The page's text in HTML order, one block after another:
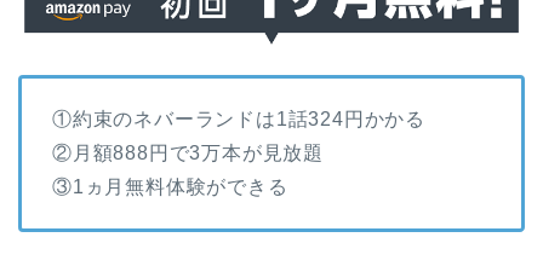
①約束のネバーランドは1話324円かかる
②月額888円で3万本が見放題
③1ヵ月無料体験ができる